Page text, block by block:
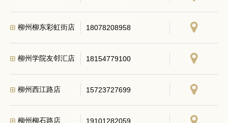
柳州柳东彩虹街店 18078208958
柳州学院友邻汇店 18154779100
柳州西江路店 15723727699
柳州柳石路店 19101282059